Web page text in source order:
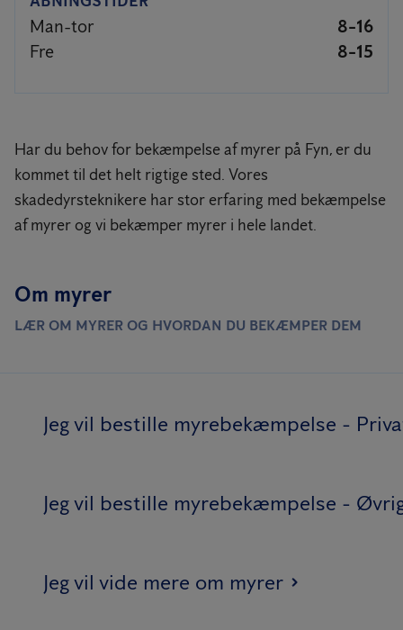
Man-tor
8-16
Fre
8-15
Har du behov for bekæmpelse af myrer på Fyn, er du
kommet til det helt rigtige sted. Vores
skadedyrsteknikere har stor erfaring med bekæmpelse
af myrer og vi bekæmper myrer i hele landet.
Om myrer
LÆR OM MYRER OG HVORDAN DU BEKÆMPER DEM
Jeg vil bestille myrebekæmpelse -
Jeg vil bestille myrebekæmpelse -
Jeg vil vide mere om myrer